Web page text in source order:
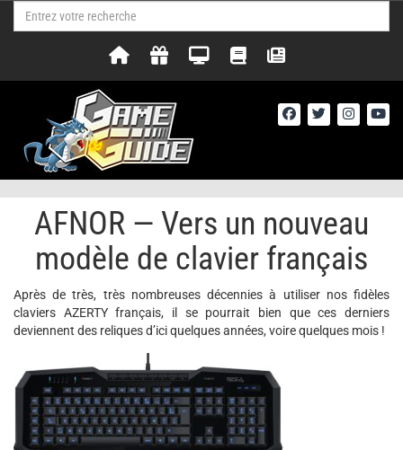
AFNOR — Vers un nouveau
modèle de clavier français
Après de très, très nombreuses décennies à utiliser nos fidèles
claviers AZERTY français, il se pourrait bien que ces derniers
deviennent des reliques d’ici quelques années, voire quelques mois !